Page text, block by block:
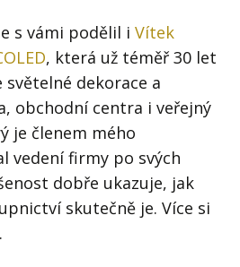
s vámi podělil i Vítek
, která už téměř 30 let
dekorace a
obchodní centra i veřejný
je členem mého
vedení firmy po svých
dobře ukazuje, jak
skutečně je. Více si
.